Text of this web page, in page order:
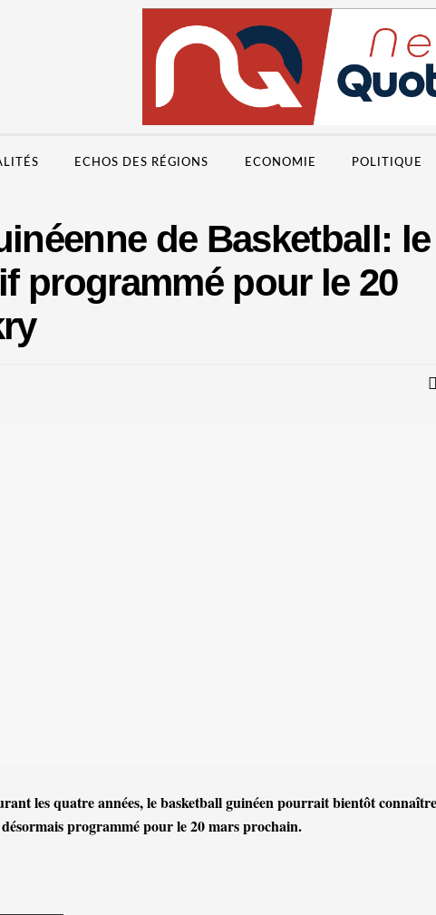
ECHOS DES RÉGIONS ECONOMIE POLITIQUE
de Basketball: le
programmé pour le 20
les quatre années, le basketball guinéen pourrait bientôt connaître
programmé pour le 20 mars prochain.